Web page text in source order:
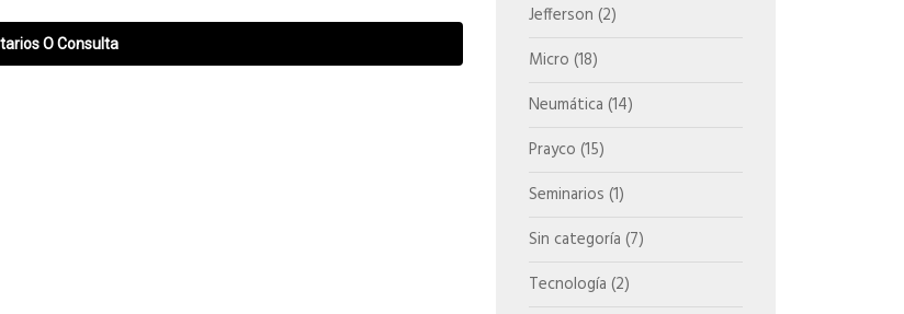
Jefferson (2)
Micro (18)
Neumática (14)
Prayco (15)
Seminarios (1)
Sin categoría (7)
Tecnología (2)